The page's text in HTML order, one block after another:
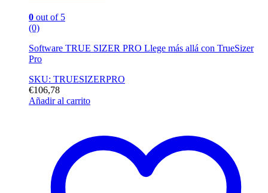
0 out of 5
(0)
Software TRUE SIZER PRO Llege más allá con TrueSizer
Pro
SKU: TRUESIZERPRO
€106,78
Añadir al carrito